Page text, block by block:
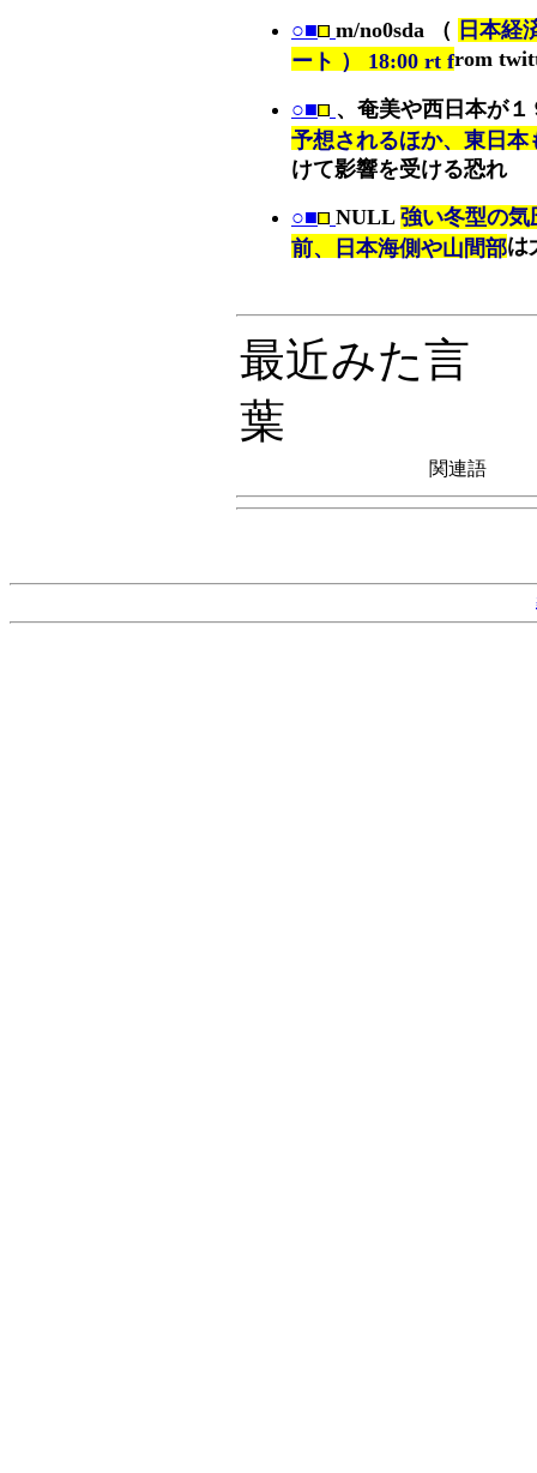
○■ m/no0sda （ 日本経
ート ） 18:00 rt from
○■ 、奄美や西日本が１
予想されるほか、東日
けて影響を受ける恐れ
○■ NULL 強い冬型の気
前、日本海側や山間部は
最近みた言
葉
関連語